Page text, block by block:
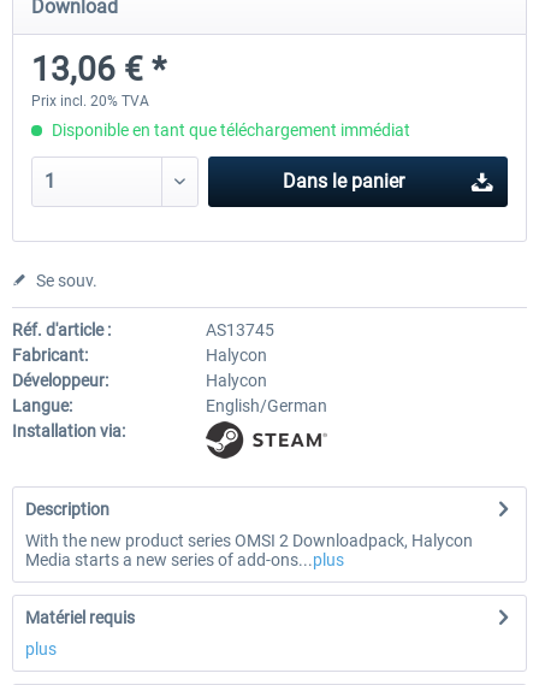
30,24 € *
Download
13,06 € *
Prix incl. 20% TVA
Disponible en tant que téléchargement immédiat
Dans le panier
Se souv.
Réf. d'article :
AS13745
Fabricant:
Halycon
Développeur:
Halycon
Langue:
English/German
Installation via:
Description
With the new product series OMSI 2 Downloadpack, Halycon
Media starts a new series of add-ons...plus
Matériel requis
plus